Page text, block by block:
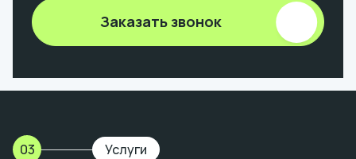
Заказать звонок
03 Услуги